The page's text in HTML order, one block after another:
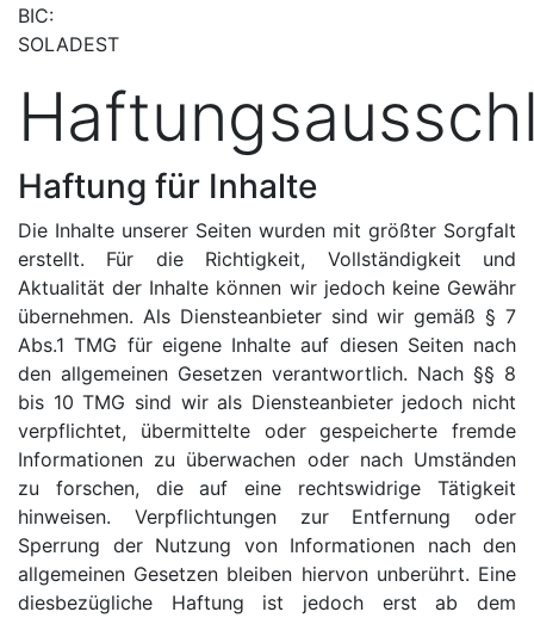
BIC:
SOLADEST
Haftung für Inhalte
Die Inhalte unserer Seiten wurden mit größter Sorgfalt
erstellt. Für die Richtigkeit, Vollständigkeit und
Aktualität der Inhalte können wir jedoch keine Gewähr
übernehmen. Als Diensteanbieter sind wir gemäß § 7
Abs.1 TMG für eigene Inhalte auf diesen Seiten nach
den allgemeinen Gesetzen verantwortlich. Nach §§ 8
bis 10 TMG sind wir als Diensteanbieter jedoch nicht
verpflichtet, übermittelte oder gespeicherte fremde
Informationen zu überwachen oder nach Umständen
zu forschen, die auf eine rechtswidrige Tätigkeit
hinweisen. Verpflichtungen zur Entfernung oder
Sperrung der Nutzung von Informationen nach den
allgemeinen Gesetzen bleiben hiervon unberührt. Eine
diesbezügliche Haftung ist jedoch erst ab dem